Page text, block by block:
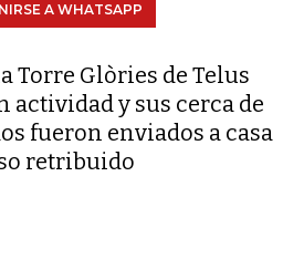
A WHATSAPP
Torre Glòries de Telus
actividad y sus cerca de
fueron enviados a casa
retribuido